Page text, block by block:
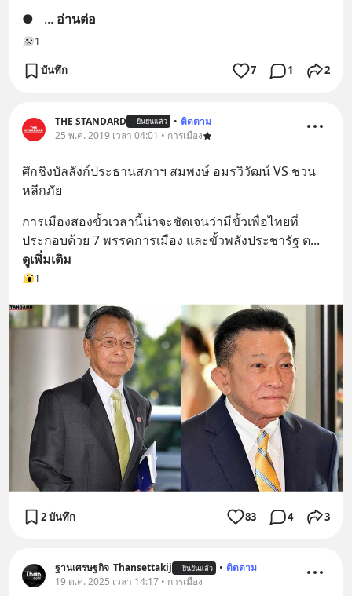
●
... อ่านต่อ
1
บันทึก 7 1 2
THE STANDARD ยืนยันแล้ว • ติดตาม
25 พ.ค. 2019 เวลา 04:01 • การเมือง
ศึกชิงบัลลังก์ประธานสภาฯ สมพงษ์ อมรวิวัฒน์ VS ชวน
หลีกภัย
การเมืองสองขั้วเวลานี้น่าจะชัดเจนว่ามีขั้วเพื่อไทยที่
ประกอบด้วย 7 พรรคการเมือง และขั้วพลังประชารัฐ ต...
ดูเพิ่มเติม
1
2 บันทึก 83 4 3
ฐานเศรษฐกิจ_Thansettakij ยืนยันแล้ว • ติดตาม
19 ต.ค. 2025 เวลา 14:17 • การเมือง